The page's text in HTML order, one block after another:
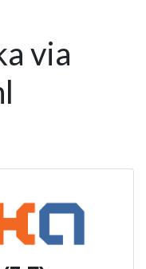
via